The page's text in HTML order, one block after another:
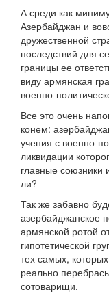
А среди как
Азербайджан и
дружественной
последствий для
границы ее
виду армянская
военно-
Все это очень
конем:
учения с военно-
ликвидации
главные союзники
ли?
Так же забавно
азербайджанское
армянской ротой
гипотетической
тех самых,
реально
сотоварищи.